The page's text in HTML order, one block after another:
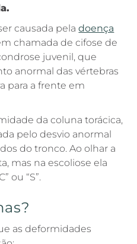
causada peladoença
chamada de cifose de
juvenil, que
anormal das vértebras
para a frente em
da coluna torácica,
pelo desvio anormal
do tronco. Ao olhar a
mas na escoliose ela
ou “S”.
as deformidades